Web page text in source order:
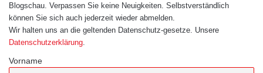
Blogschau. Verpassen Sie keine Neuigkeiten. Selbstverständlich
können Sie sich auch jederzeit wieder abmelden.
Wir halten uns an die geltenden Datenschutz-gesetze. Unsere
Datenschutzerklärung
Vorname